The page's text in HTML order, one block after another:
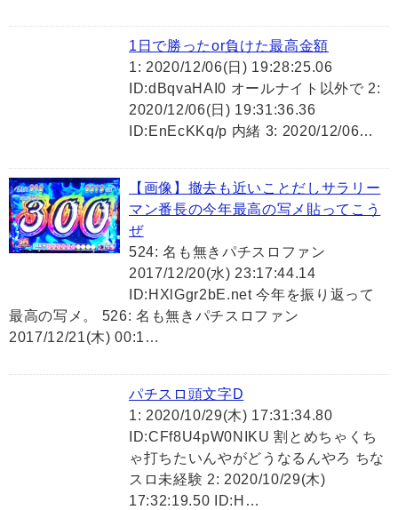
1日で勝ったor負けた最高金額
1: 2020/12/06(日) 19:28:25.06
ID:dBqvaHAI0 オールナイト以外で 2:
2020/12/06(日) 19:31:36.36
ID:EnEcKKq/p 内緒 3: 2020/12/06…
【画像】撤去も近いことだしサラリー
マン番長の今年最高の写メ貼ってこう
ぜ
524: 名も無きパチスロファン
2017/12/20(水) 23:17:44.14
ID:HXlGgr2bE.net 今年を振り返って
最高の写メ。 526: 名も無きパチスロファン
2017/12/21(木) 00:1…
パチスロ頭文字D
1: 2020/10/29(木) 17:31:34.80
ID:CFf8U4pW0NIKU 割とめちゃくち
ゃ打ちたいんやがどうなるんやろ ちな
スロ未経験 2: 2020/10/29(木)
17:32:19.50 ID:H…